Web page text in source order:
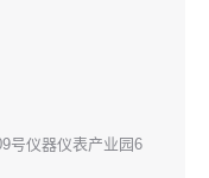
号仪器仪表产业园6